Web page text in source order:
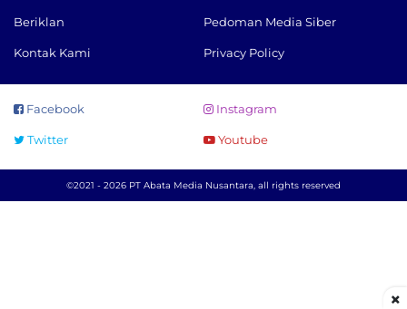
Beriklan Pedoman Media Siber
Kontak Kami Privacy Policy
Facebook Instagram
Twitter Youtube
©2021 - 2026 PT Abata Media Nusantara, all rights reserved
×